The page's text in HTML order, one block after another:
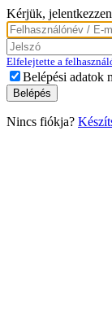
Kérjük,
Elfelejtette a
Belépési adatok
Nincs fiókja?